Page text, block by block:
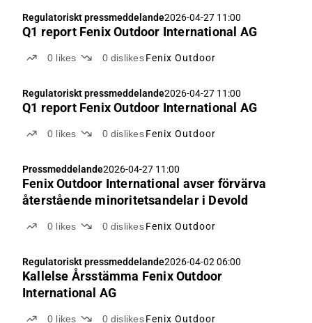
Regulatoriskt pressmeddelande2026-04-27 11:00
Q1 report Fenix Outdoor International AG
0 likes 0 dislikes Fenix Outdoor
Regulatoriskt pressmeddelande2026-04-27 11:00
Q1 report Fenix Outdoor International AG
0 likes 0 dislikes Fenix Outdoor
Pressmeddelande2026-04-27 11:00
Fenix Outdoor International avser förvärva
återstående minoritetsandelar i Devold
0 likes 0 dislikes Fenix Outdoor
Regulatoriskt pressmeddelande2026-04-02 06:00
Kallelse Årsstämma Fenix Outdoor
International AG
0 likes 0 dislikes Fenix Outdoor